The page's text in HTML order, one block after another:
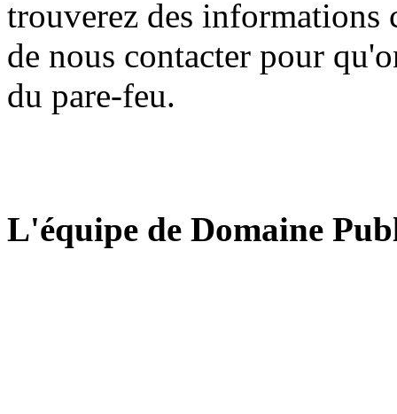
trouverez des informations
de nous contacter pour
du pare-feu.
L'équipe de Domaine